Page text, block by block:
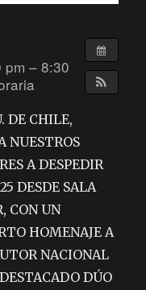
– 8:30
DE CHILE,
NUESTROS
A DESPEDIR
DESDE SALA
CON UN
HOMENAJE A
NACIONAL
DÚO